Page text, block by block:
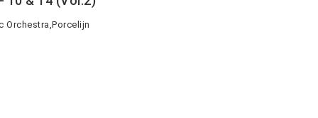
Orchestra,Porcelijn